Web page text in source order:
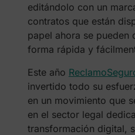
editándolo con un
contratos que están
papel ahora se pueden
forma rápida y
Este año
invertido todo su
en un movimiento que
en el sector legal
transformación digital,